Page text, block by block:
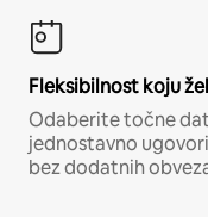
Fleksibilnost koju
Odaberite točne
jednostavno
bez dodatnih